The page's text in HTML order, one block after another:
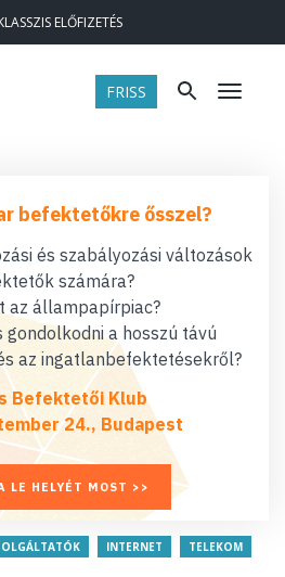
ELŐFIZETÉS
FRISS Menü
befektetőkre ősszel?
és szabályozási változások
számára?
az állampapírpiac?
gondolkodni a hosszú távú
az ingatlanbefektetésekről?
Befektetői Klub
24., Budapest
LE HELYÉT MOST >>
INTERNET
TELEKOM